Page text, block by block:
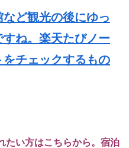
ど観光の後にゆっ
ね。楽天たびノー
をチェックするもの
たい方はこちらから。宿泊